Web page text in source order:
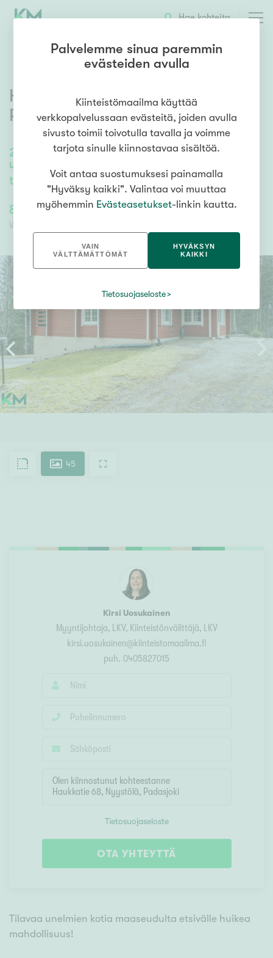
Hae kohteita
201
4h, k, 2x wc, 2x et, tkh, khh, kph, s, var.,
tekn.
Haukkatie 68,Nyystölä,
Padasjoki
85 000,00 €
Velaton hinta
85 000,00 €
45
Kirsi Uosukainen
Myyntijohtaja, LKV, Kiinteistönvälittäjä, LKV
kirsi.uosukainen@kiinteistomaailma.fi
puh. 0405827015
Tietosuojaseloste
OTA YHTEYTTÄ
Tilavaa unelmien kotia maaseudulta etsivälle huikea
mahdollisuus!
Palvelemme sinua paremmin
evästeiden avulla
Kiinteistömaailma käyttää
verkkopalvelussaan evästeitä, joiden avulla
sivusto toimii toivotulla tavalla ja voimme
tarjota sinulle kiinnostavaa sisältöä.
Voit antaa suostumuksesi painamalla
"Hyväksy kaikki". Valintaa voi muuttaa
myöhemmin Evästeasetukset-linkin kautta.
VAIN
VÄLTTÄMÄTTÖMÄT
HYVÄKSYN
KAIKKI
Tietosuojaseloste